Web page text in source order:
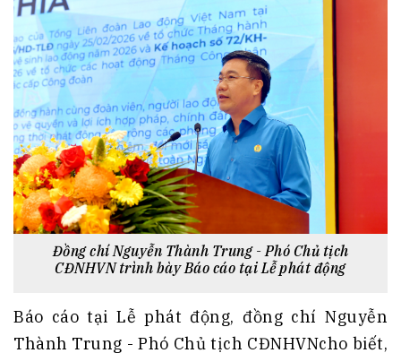
Đồng chí Nguyễn Thành Trung - Phó Chủ tịch
CĐNHVN trình bày Báo cáo tại Lễ phát động
Báo cáo tại Lễ phát động, đồng chí Nguyễn
Thành Trung - Phó Chủ tịch CĐNHVNcho biết,